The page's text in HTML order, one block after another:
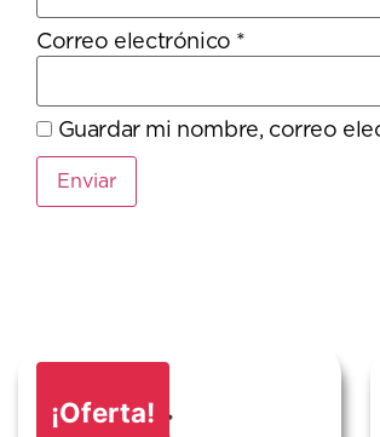
Correo electrónico *
Guardar mi nombre, correo
¡Oferta!